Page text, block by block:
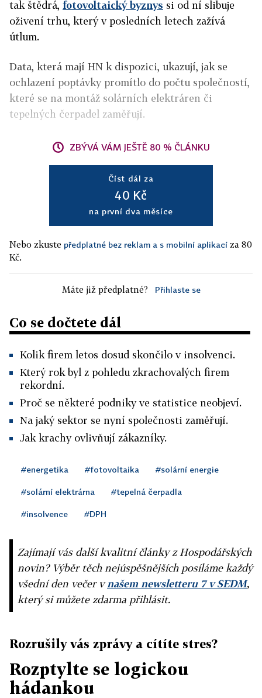
tak štědrá, fotovoltaický byznys si od ní slibuje
oživení trhu, který v posledních letech zažívá
útlum.
Data, která mají HN k dispozici, ukazují, jak se
ochlazení poptávky promítlo do počtu společností,
které se na montáž solárních elektráren či
tepelných čerpadel zaměřují.
ZBÝVÁ VÁM JEŠTĚ 80 % ČLÁNKU
Číst dál za
40 Kč
na první dva měsíce
Nebo zkuste předplatné bez reklam a s mobilní aplikací za 80
Kč.
Máte již předplatné? Přihlaste se
Co se dočtete dál
Kolik firem letos dosud skončilo v insolvenci.
Který rok byl z pohledu zkrachovalých firem
rekordní.
Proč se některé podniky ve statistice neobjeví.
Na jaký sektor se nyní společnosti zaměřují.
Jak krachy ovlivňují zákazníky.
#energetika #fotovoltaika #solární energie
#solární elektrárna #tepelná čerpadla
#insolvence #DPH
Zajímají vás další kvalitní články z Hospodářských
novin? Výběr těch nejúspěšnějších posíláme každý
všední den večer vnašem newsletteru 7 v SEDM,
který si můžete zdarma přihlásit.
Rozrušily vás zprávy a cítíte stres?
Rozptylte se logickou
hádankou